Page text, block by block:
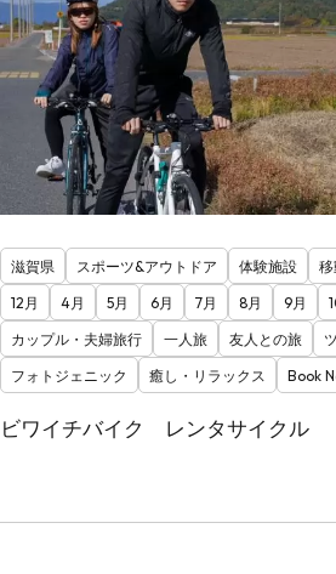
滋賀県 スポーツ&アウトドア 体験施設
12月
4月 5月 6月 7月 8月 9月
カップル・夫婦旅行
一人旅 友人との旅
フォトジェニック
癒し・リラックス Book
ビワイチバイク レンタサイクル